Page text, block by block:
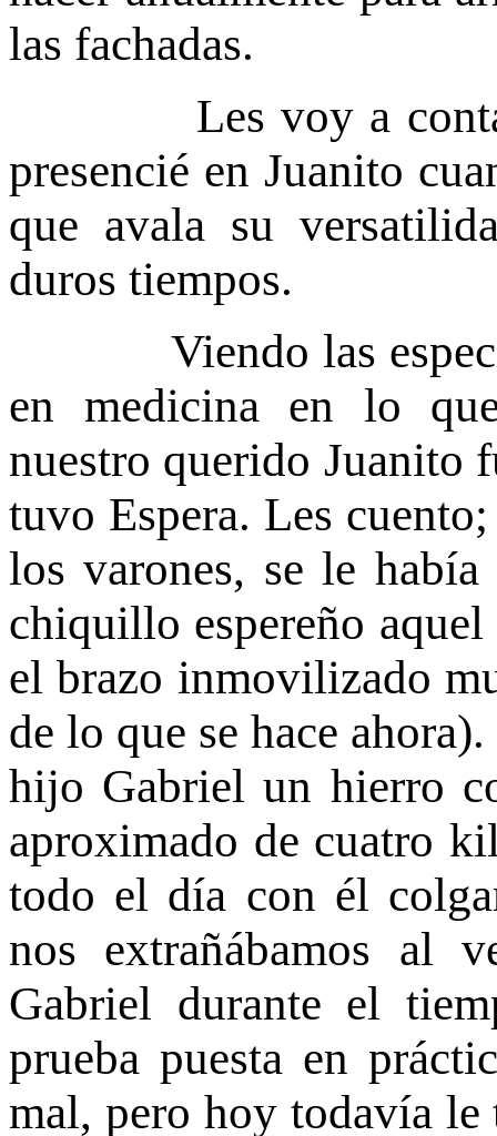
las fachadas.
Les voy a contar a
presencié en Juanito
que avala su
duros tiempos.
Viendo las
en medicina en lo
nuestro querido Juanito
tuvo Espera. Les
los varones, se le
chiquillo espereño
el brazo inmovilizado
de lo que se hace
hijo Gabriel un hierro
aproximado de cuatro
todo el día con él
nos extrañábamos al
Gabriel durante el
prueba puesta en
mal, pero hoy todavía le